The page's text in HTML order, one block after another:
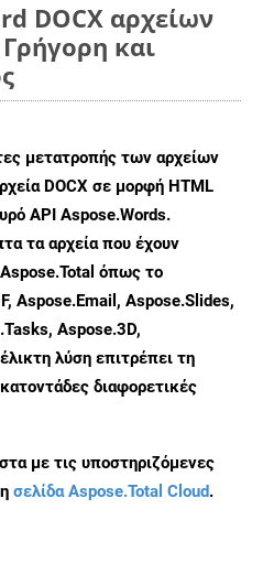
DOCX αρχείων
και
μετατροπής των αρχείων
DOCX σε μορφή HTML
API Aspose.Words.
τα αρχεία που έχουν
όπως το
Aspose.Email, Aspose.Slides,
Aspose.3D,
λύση επιτρέπει τη
διαφορετικές
με τις υποστηριζόμενες
σελίδα Aspose.Total Cloud.